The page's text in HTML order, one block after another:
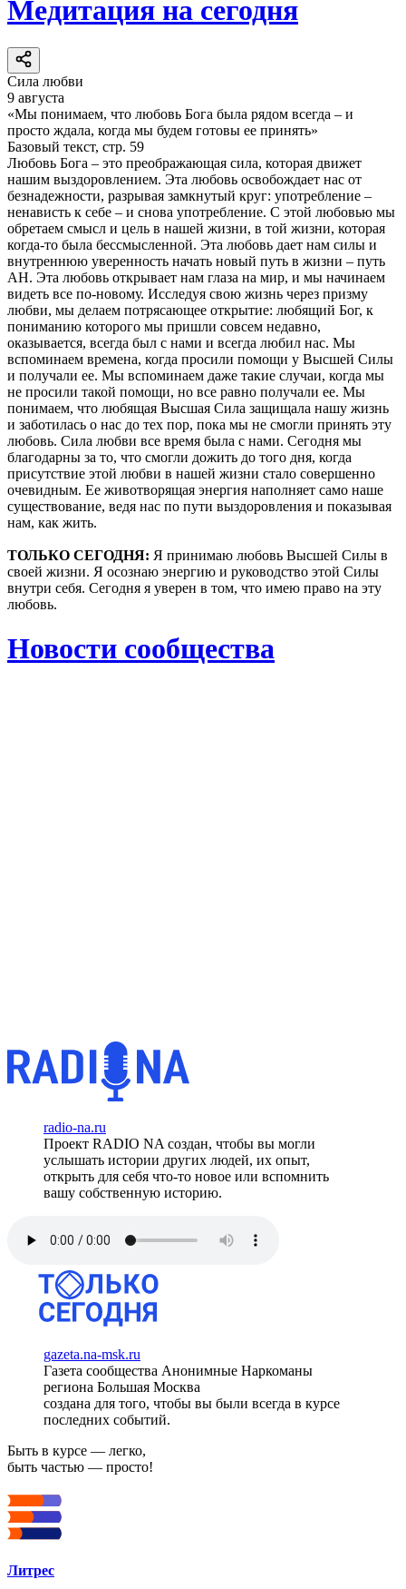
Медитация на сегодня
Сила любви
9 августа
«Мы понимаем, что любовь Бога была рядом всегда – и
просто ждала, когда мы будем готовы ее принять»
Базовый текст, стр. 59
Любовь Бога – это преображающая сила, которая движет
нашим выздоровлением. Эта любовь освобождает нас от
безнадежности, разрывая замкнутый круг: употребление –
ненависть к себе – и снова употребление. С этой любовью мы
обретаем смысл и цель в нашей жизни, в той жизни, которая
когда-то была бессмысленной. Эта любовь дает нам силы и
внутреннюю уверенность начать новый путь в жизни – путь
АН. Эта любовь открывает нам глаза на мир, и мы начинаем
видеть все по-новому. Исследуя свою жизнь через призму
любви, мы делаем потрясающее открытие: любящий Бог, к
пониманию которого мы пришли совсем недавно,
оказывается, всегда был с нами и всегда любил нас. Мы
вспоминаем времена, когда просили помощи у Высшей Силы
и получали ее. Мы вспоминаем даже такие случаи, когда мы
не просили такой помощи, но все равно получали ее. Мы
понимаем, что любящая Высшая Сила защищала нашу жизнь
и заботилась о нас до тех пор, пока мы не смогли принять эту
любовь. Сила любви все время была с нами. Сегодня мы
благодарны за то, что смогли дожить до того дня, когда
присутствие этой любви в нашей жизни стало совершенно
очевидным. Ее животворящая энергия наполняет само наше
существование, ведя нас по пути выздоровления и показывая
нам, как жить.
ТОЛЬКО СЕГОДНЯ: Я принимаю любовь Высшей Силы в
своей жизни. Я осознаю энергию и руководство этой Силы
внутри себя. Сегодня я уверен в том, что имею право на эту
любовь.
Новости сообщества
radio-na.ru
Проект RADIO NA создан, чтобы вы могли
услышать истории других людей, их опыт,
открыть для себя что-то новое или вспомнить
вашу собственную историю.
gazeta.na-msk.ru
Газета сообщества Анонимные Наркоманы
региона Большая Москва
создана для того, чтобы вы были всегда в курсе
последних событий.
Быть в курсе — легко,
быть частью — просто!
Литрес